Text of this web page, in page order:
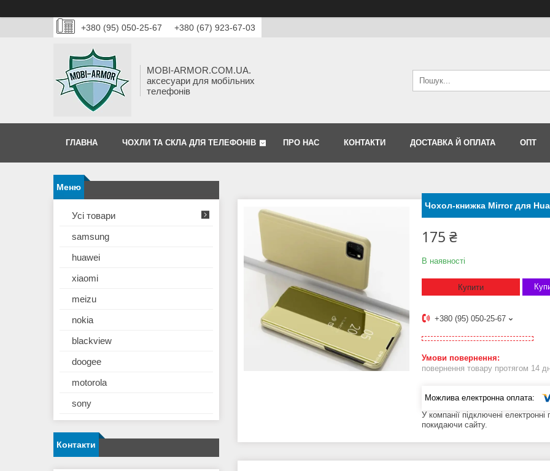
+380 (95) 050-25-67 +380 (67) 923-67-03
MOBI-ARMOR.COM.UA.
аксесуари для мобільних
телефонів
ГЛАВНА ЧОХЛИ ТА СКЛА ДЛЯ ТЕЛЕФОНІВ ПРО НАС КОНТАКТИ ДОСТАВКА Й ОПЛАТА ОПТ
Чохол-книжка Mirror для
175 ₴
В наявності
Купити
+380 (95) 050-25-67
повернення товару протягом 14
У компанії підключені
покидаючи сайту.
Усі товари
samsung
huawei
xiaomi
meizu
nokia
blackview
doogee
motorola
sony
Контакти